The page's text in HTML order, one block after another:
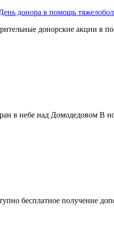
донора в помощь
донорские акции в
в небе над Домодедовом В
бесплатное получение